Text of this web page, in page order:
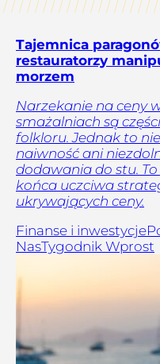
Tajemnica
restauratorzy
morzem
Narzekanie na ceny
smażalniach są
folkloru. Jednak to
naiwność ani
dodawania do stu.
końca uczciwa
ukrywających ceny.
Finanse i inwestycje
NasTygodnik Wprost